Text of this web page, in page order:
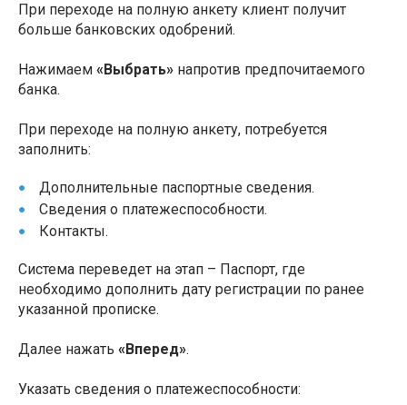
При переходе на полную анкету клиент получит
больше банковских одобрений.
Нажимаем «Выбрать» напротив предпочитаемого
банка.
При переходе на полную анкету, потребуется
заполнить:
Дополнительные паспортные сведения.
Сведения о платежеспособности.
Контакты.
Система переведет на этап – Паспорт, где
необходимо дополнить дату регистрации по ранее
указанной прописке.
Далее нажать «Вперед».
Указать сведения о платежеспособности: